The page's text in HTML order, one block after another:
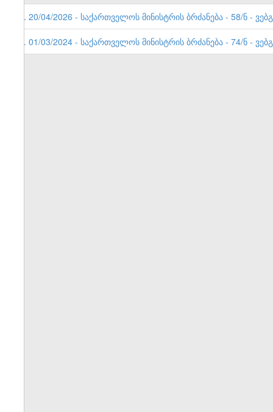
2. 20/04/2026 - საქართველოს მინისტრის ბრძანება - 58/ნ -
1. 01/03/2024 - საქართველოს მინისტრის ბრძანება - 74/ნ -